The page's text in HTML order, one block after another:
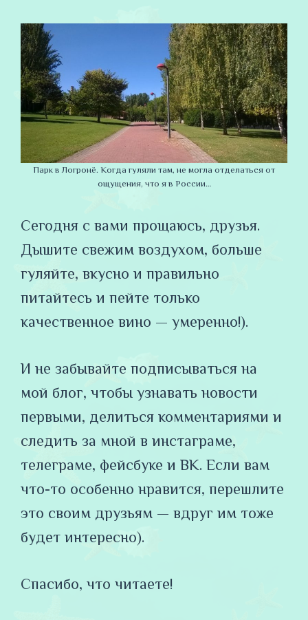
Парк в Логронё. Когда гуляли там, не могла отделаться от
ощущения, что я в России…
Сегодня с вами прощаюсь, друзья.
Дышите свежим воздухом, больше
гуляйте, вкусно и правильно
питайтесь и пейте только
качественное вино — умеренно!).
И не забывайте подписываться на
мой блог, чтобы узнавать новости
первыми, делиться комментариями и
следить за мной в инстаграме,
телеграме, фейсбуке и ВК. Если вам
что-то особенно нравится, перешлите
это своим друзьям — вдруг им тоже
будет интересно).
Спасибо, что читаете!